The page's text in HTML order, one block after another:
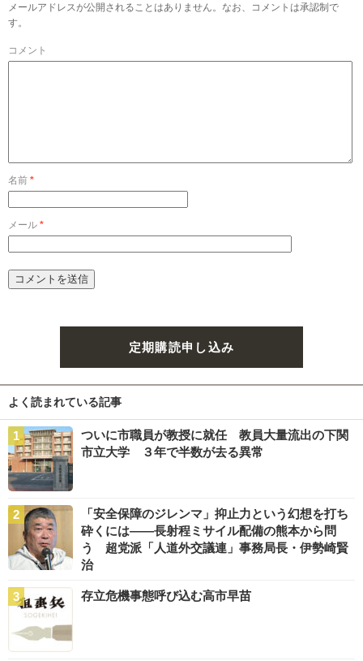
メールアドレスが公開されることはありません。なお、コメントは承認制で
す。
コメント
名前 *
メール *
定期購読申し込み
よく読まれている記事
ついに市職員が教授に就任 教員大量流出の下関
市立大学 ３年で半数が去る異常
「安全保障のジレンマ」抑止力という幻想を打ち
砕くには――長射程ミサイル配備の熊本から問
う 超党派「人道外交議連」事務局長・伊勢崎賢
治
存立危機事態呼び込む高市早苗